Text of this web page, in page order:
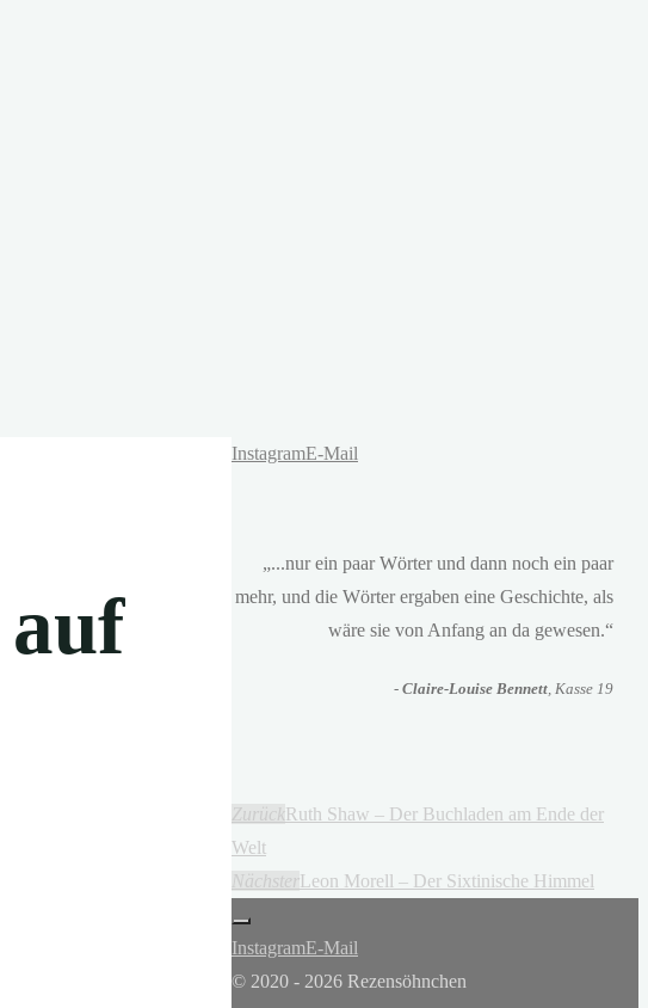
InstagramE-Mail
„...nur ein paar Wörter und dann noch ein paar
mehr, und die Wörter ergaben eine Geschichte, als
wäre sie von Anfang an da gewesen.“
- Claire-Louise Bennett, Kasse 19
ZurückRuth Shaw – Der Buchladen am Ende der
Welt
NächsterLeon Morell – Der Sixtinische Himmel
InstagramE-Mail
© 2020 - 2026 Rezensöhnchen